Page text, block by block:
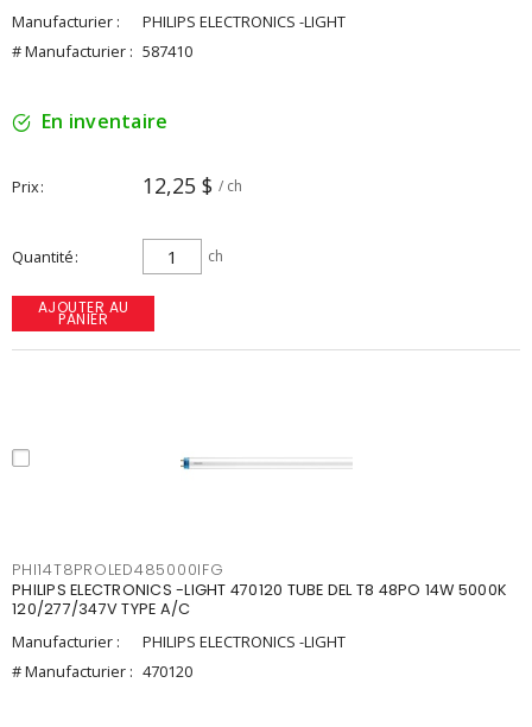
Manufacturier :
PHILIPS ELECTRONICS -LIGHT
# Manufacturier : 587410
En inventaire
Prix 12,25 $ / ch
Quantité ch
AJOUTER AU
PANIER
PHI14T8PROLED485000IFG
PHILIPS ELECTRONICS -LIGHT 470120 TUBE DEL T8 48PO 14W 5000K
120/277/347V TYPE A/C
Manufacturier :
PHILIPS ELECTRONICS -LIGHT
# Manufacturier : 470120